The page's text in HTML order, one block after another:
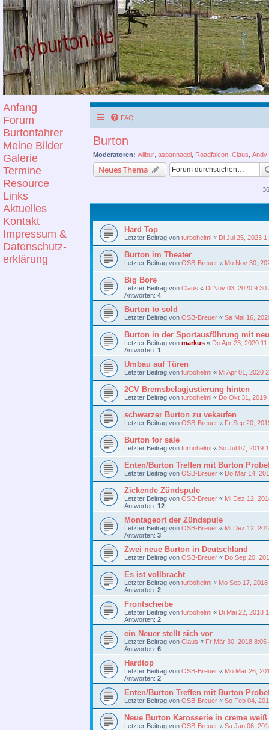
Anfang
Forum
Burtonfahrer
Meine Bilder
Galerie
Termine
Resource
Links
Aktuelles
Kontakt
Impressum &
Datenschutz-
erklärung
FAQ
Burton
Moderatoren: wilbur aspannagel Roadfalcon Claus Andy
Neues Thema
Hard Top
Letzter Beitrag von turbohelmi « Di Jul 25, 2023
Burton im Theater
Letzter Beitrag von OSB-Breuer « Mo Nov 30,
Big Bore
Letzter Beitrag von Claus « Di Nov 03, 2020 9:30
Antworten: 4
Burton to sold
Letzter Beitrag von OSB-Breuer « Sa Mai 16,
Burton in der Sportausführung mit
Letzter Beitrag von markus « Do Apr 23, 2020
Antworten: 1
Umbau auf Türen
Letzter Beitrag von turbohelmi « Mi Apr 01, 2020
2CV Bremsbelagjustierung hinten
Letzter Beitrag von turbohelmi « Do Okt 31, 2019
schwarzer Burton zu vekaufen
Letzter Beitrag von OSB-Breuer « Fr Sep 20,
Burton for sale
Letzter Beitrag von turbohelmi « So Jul 07, 2019
Enten/Burton Treffen mit Burton
Letzter Beitrag von OSB-Breuer « Do Mär 14,
Zickende Zündspule
Letzter Beitrag von OSB-Breuer « Mi Dez 12,
Antworten: 12
Montageort der Zündspule
Letzter Beitrag von OSB-Breuer « Mi Dez 12,
Antworten: 3
Zwei neue Burton in Deutschland
Letzter Beitrag von OSB-Breuer « Do Sep 20,
Es ist vollbracht
Letzter Beitrag von turbohelmi « Mo Sep 17,
Antworten: 2
Frontscheibe
Letzter Beitrag von turbohelmi « Di Mai 22, 2018
Antworten: 2
ein Neuer stellt sich vor
Letzter Beitrag von Claus « Fr Mär 30, 2018 8:05
Antworten: 6
Hardtop
Letzter Beitrag von OSB-Breuer « Mo Mär 26,
Antworten: 2
Enten/Burton Treffen mit Burton
Letzter Beitrag von OSB-Breuer « So Feb 04,
Neue Burton Karosserie in creme
Letzter Beitrag von OSB-Breuer « Sa Jan 06,